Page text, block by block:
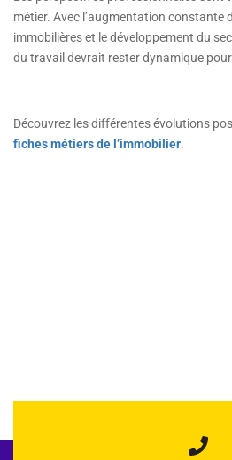
métier. Avec l’augmentation constante
immobilières et le développement du
du travail devrait rester dynamique pour
Découvrez les différentes évolutions
fiches métiers de l’immobilier.